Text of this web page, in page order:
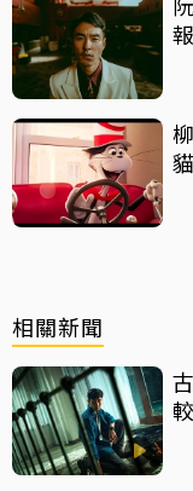
相關新聞